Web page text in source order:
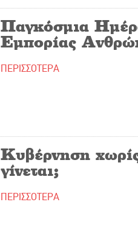
Παγκόσμια
Εμπορίας
ΠΕΡΙΣΣΟΤΕΡΑ
Κυβέρνηση
γίνεται;
ΠΕΡΙΣΣΟΤΕΡΑ